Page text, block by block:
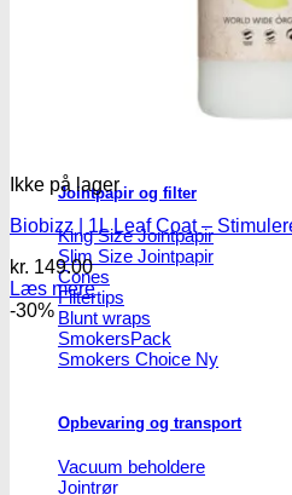
Jointpapir og filter
King Size Jointpapir
Slim Size Jointpapir
Cones
Filtertips
Blunt wraps
SmokersPack
Smokers Choice
Opbevaring og transport
Vacuum beholdere
Jointrør
Ikke på lager
Biobizz | 1L Leaf Coat –
kr. 149.00
Læs mere
-30%